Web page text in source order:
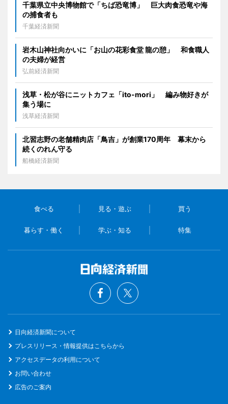
千葉県立中央博物館で「ちば恐竜博」 巨大肉食恐竜や海
の捕食者も
千葉経済新聞
岩木山神社向かいに「お山の花彩食堂 龍の憩」 和食職人
の夫婦が経営
弘前経済新聞
浅草・松が谷にニットカフェ「ito-mori」 編み物好きが
集う場に
浅草経済新聞
北習志野の老舗精肉店「鳥吉」が創業170周年 幕末から
続くのれん守る
船橋経済新聞
食べる 見る・遊ぶ 買う
暮らす・働く 学ぶ・知る 特集
日向経済新聞について
プレスリリース・情報提供はこちらから
アクセスデータの利用について
お問い合わせ
広告のご案内